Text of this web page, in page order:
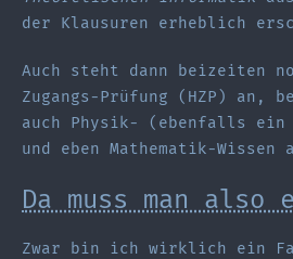
der Klausuren erheblich
Auch steht dann beizeiten
Zugangs-Prüfung (HZP) an,
auch Physik- (ebenfalls ein
und eben Mathematik-
Da muss man also
Zwar bin ich wirklich ein